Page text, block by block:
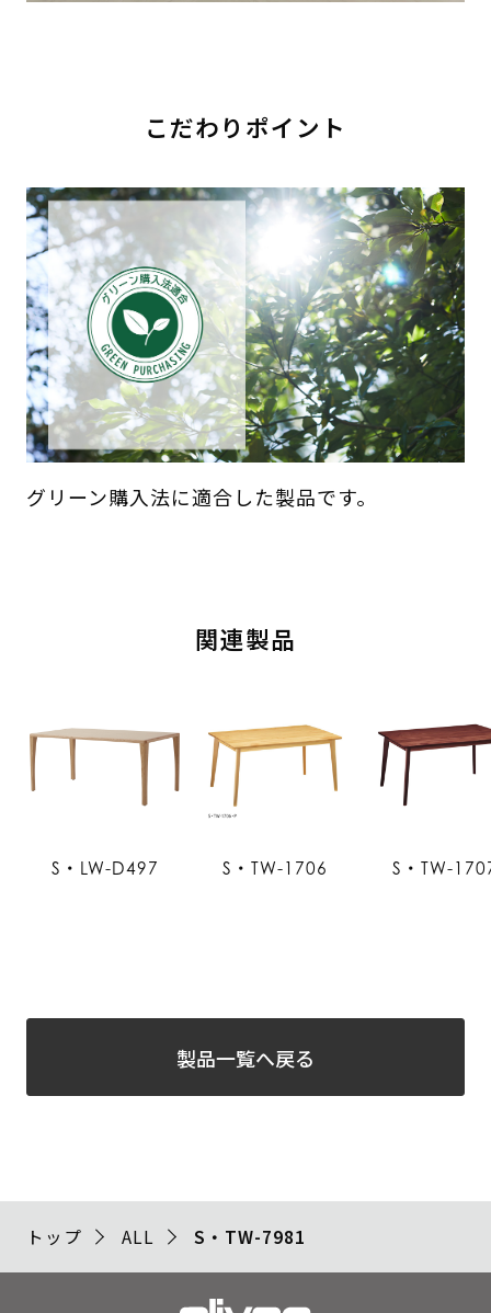
こだわりポイント
グリーン購入法に適合した製品です。
関連製品
S・LW-D497 S・TW-1706 S・TW-
製品一覧へ戻る
トップ ALL S・TW-7981